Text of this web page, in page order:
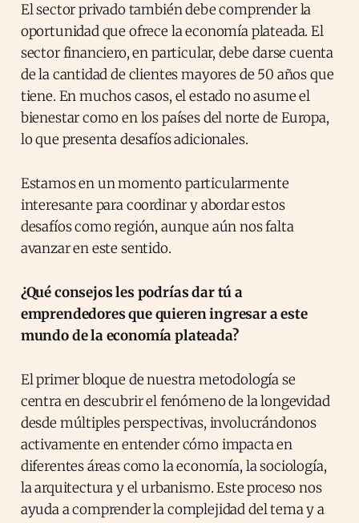
El sector privado también debe comprender la
oportunidad que ofrece la economía plateada. El
sector financiero, en particular, debe darse cuenta
de la cantidad de clientes mayores de 50 años que
tiene. En muchos casos, el estado no asume el
bienestar como en los países del norte de Europa,
lo que presenta desafíos adicionales.
Estamos en un momento particularmente
interesante para coordinar y abordar estos
desafíos como región, aunque aún nos falta
avanzar en este sentido.
¿Qué consejos les podrías dar tú a
emprendedores que quieren ingresar a este
mundo de la economía plateada?
El primer bloque de nuestra metodología se
centra en descubrir el fenómeno de la longevidad
desde múltiples perspectivas, involucrándonos
activamente en entender cómo impacta en
diferentes áreas como la economía, la sociología,
la arquitectura y el urbanismo. Este proceso nos
ayuda a comprender la complejidad del tema y a